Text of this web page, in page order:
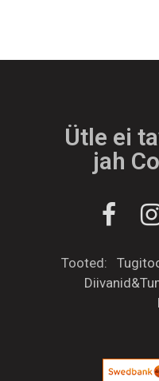
Ütle ei
jah
Tooted: